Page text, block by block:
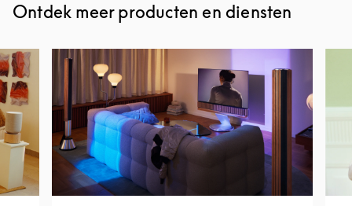
Ontdek meer producten en diensten